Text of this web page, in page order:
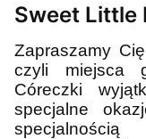
Sweet Little
Zapraszamy
czyli miejsca
Córeczki
specjalne